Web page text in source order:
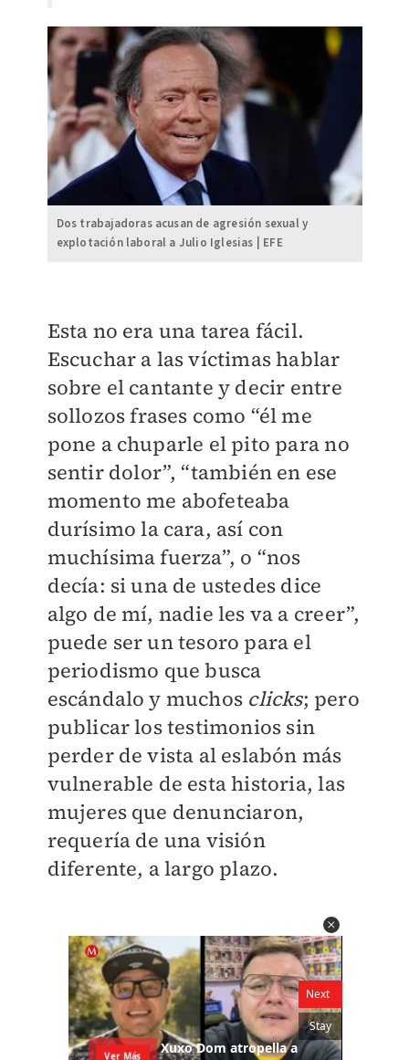
Dos trabajadoras acusan de agresión sexual y
explotación laboral a Julio Iglesias | EFE
Esta no era una tarea fácil.
Escuchar a las víctimas hablar
sobre el cantante y decir entre
sollozos frases como “él me
pone a chuparle el pito para no
sentir dolor”, “también en ese
momento me abofeteaba
durísimo la cara, así con
muchísima fuerza”, o “nos
decía: si una de ustedes dice
algo de mí, nadie les va a creer”,
puede ser un tesoro para el
periodismo que busca
escándalo y muchos clicks; pero
publicar los testimonios sin
perder de vista al eslabón más
vulnerable de esta historia, las
mujeres que denunciaron,
requería de una visión
diferente, a largo plazo.